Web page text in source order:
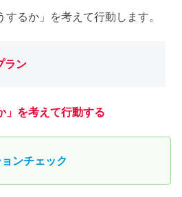
るか」を考えて行動します。
ラン
」を考えて行動する
ンチェック